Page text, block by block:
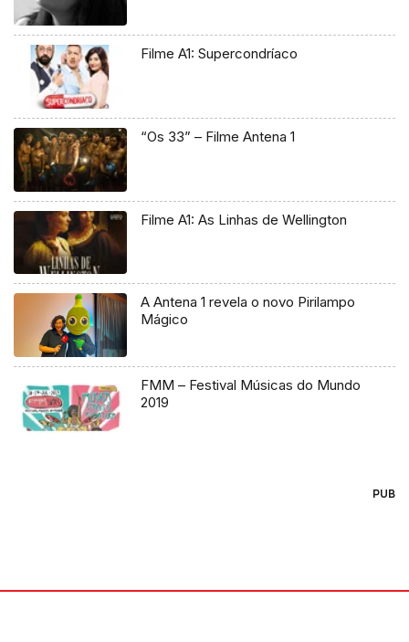
Filme A1: Supercondríaco
“Os 33” – Filme Antena 1
Filme A1: As Linhas de Wellington
A Antena 1 revela o novo Pirilampo
Mágico
FMM – Festival Músicas do Mundo
2019
PUB